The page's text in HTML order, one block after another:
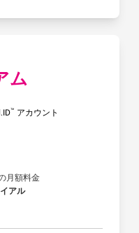
ム
™ アカウント
月額料金
アル